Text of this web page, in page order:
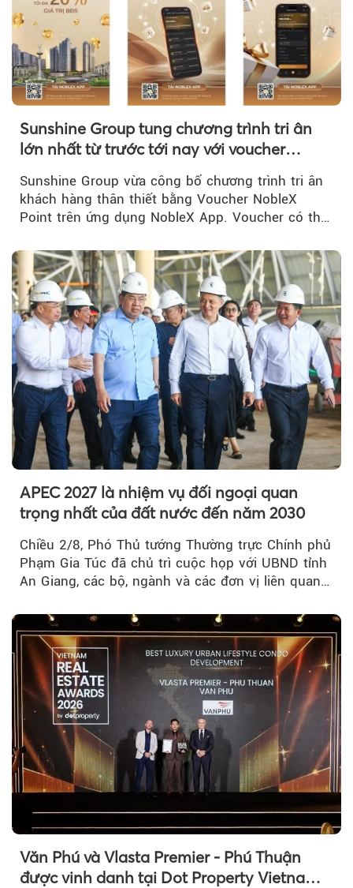
Sunshine Group tung chương trình tri ân
lớn nhất từ trước tới nay với voucher
Sunshine Group vừa công bố chương trình tri ân
khách hàng thân thiết bằng Voucher NobleX
Point trên ứng dụng NobleX App. Voucher có thể
APEC 2027 là nhiệm vụ đối ngoại quan
trọng nhất của đất nước đến năm 2030
Chiều 2/8, Phó Thủ tướng Thường trực Chính phủ
Phạm Gia Túc đã chủ trì cuộc họp với UBND tỉnh
An Giang, các bộ, ngành và các đơn vị liên quan
Văn Phú và Vlasta Premier - Phú Thuận
được vinh danh tại Dot Property Vietnam